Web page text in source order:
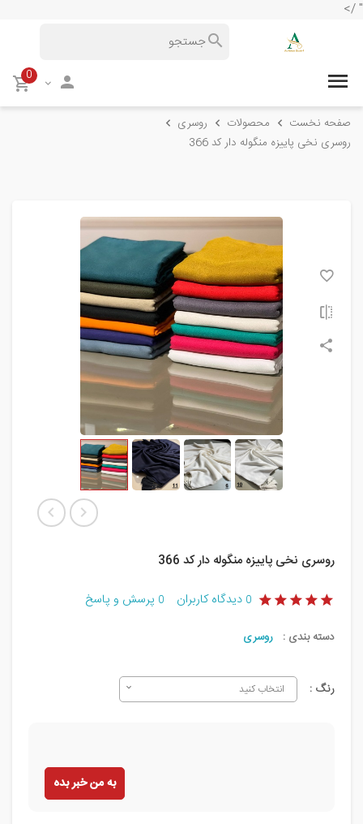
" />
0
صفحه نخست محصولات
روسری
روسری نخی پاییزه منگوله دار کد 366
روسری نخی پاییزه منگوله دار کد 366
0 دیدگاه کاربران 0 پرسش و پاسخ
دسته بندی : روسری
رنگ : انتخاب کنید
به من خبر بده